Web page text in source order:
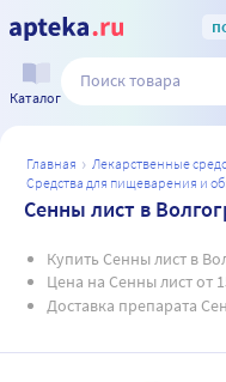
Каталог
главная
лекарственные
средства для пищеварения и
Сенны лист в
Купить Сенны лист в
Цена на Сенны лист от
Доставка препарата